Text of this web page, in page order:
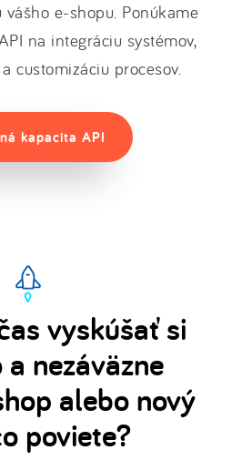
e-shopu. Ponúkame
na integráciu systémov,
customizáciu procesov.
kapacita API
vyskúšať si
nezáväzne
alebo nový
poviete?